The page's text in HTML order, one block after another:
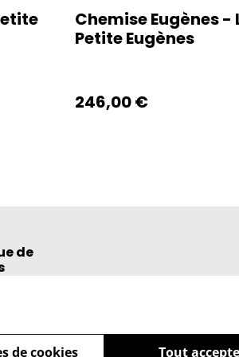
Chemise Eugènes -
Petite Eugènes
246,00 €
de
Tout
de cookies